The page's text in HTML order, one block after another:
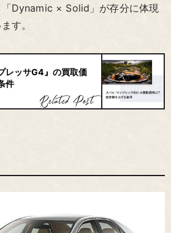
Dynamic × Solid」が存分に体現
す。
レッサG4』の買取価
件